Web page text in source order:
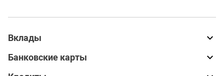
Вклады
Банковские карты